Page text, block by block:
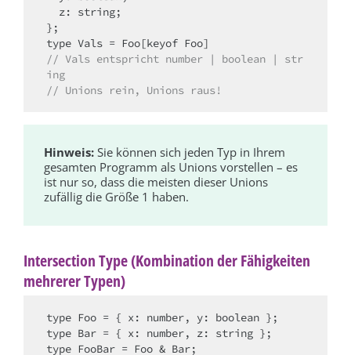
};
// Vals entspricht number | boolean | str
ing
// Unions rein, Unions raus!
Hinweis:Sie können sich jeden Typ in Ihrem
gesamten Programm als Unions vorstellen – es
ist nur so, dass die meisten dieser Unions
zufällig die Größe 1 haben.
Intersection Type (Kombination der Fähigkeiten
mehrerer Typen)
type Foo = { x: number, y: boolean };
type Bar = { x: number, z: string };